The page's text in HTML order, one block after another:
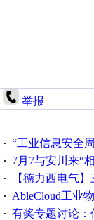
举报
· “工业信息安全周之我见”
· 7月7与安川来“
· 【德力西电气】三
· AbleCloud工业物联
· 有奖专题讨论：伺服选择